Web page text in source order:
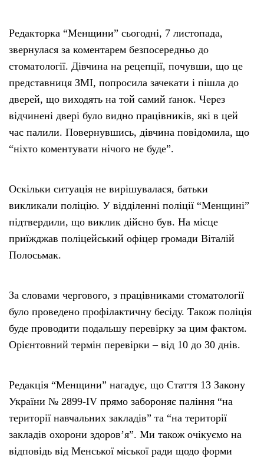
Редакторка “Менщини” сьогодні, 7 листопада,
звернулася за коментарем безпосередньо до
стоматології. Дівчина на рецепції, почувши, що це
представниця ЗМІ, попросила зачекати і пішла до
дверей, що виходять на той самий ґанок. Через
відчинені двері було видно працівників, які в цей
час палили. Повернувшись, дівчина повідомила, що
“ніхто коментувати нічого не буде”.
Оскільки ситуація не вирішувалася, батьки
викликали поліцію. У відділенні поліції “Менщині”
підтвердили, що виклик дійсно був. На місце
приїжджав поліцейський офіцер громади Віталій
Полосьмак.
За словами чергового, з працівниками стоматології
було проведено профілактичну бесіду. Також поліція
буде проводити подальшу перевірку за цим фактом.
Орієнтовний термін перевірки – від 10 до 30 днів.
Редакція “Менщини” нагадує, що Стаття 13 Закону
України № 2899-IV прямо забороняє паління “на
території навчальних закладів” та “на території
закладів охорони здоров’я”. Ми також очікуємо на
відповідь від Менської міської ради щодо форми